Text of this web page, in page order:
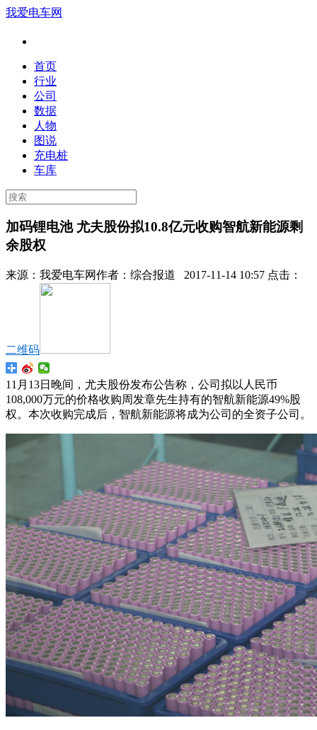
我爱电车网
首页
行业
公司
数据
人物
图说
充电桩
车库
加码锂电池 尤夫股份拟10.8亿元收购智航新能源剩
余股权
来源： 我爱电车网作者： 综合报道 2017-11-14 10:57 点击：
二维码
11月13日晚间，尤夫股份发布公告称，公司拟以人民币
108,000万元的价格收购周发章先生持有的智航新能源49%股
权。本次收购完成后，智航新能源将成为公司的全资子公司。